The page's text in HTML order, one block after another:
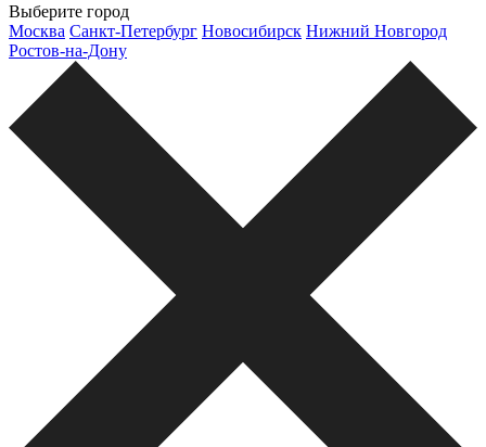
Выберите город
Москва Санкт-Петербург Новосибирск Нижний Новгород
Ростов-на-Дону